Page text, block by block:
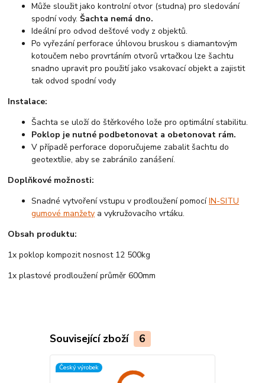
Může sloužit jako kontrolní otvor (studna) pro sledování
spodní vody.Šachta nemá dno.
Ideální pro odvod dešťové vody z objektů.
Po vyřezání perforace úhlovou bruskou s diamantovým
kotoučem nebo provrtáním otvorů vrtačkou lze šachtu
snadno upravit pro použití jako vsakovací objekt a zajistit
tak odvod spodní vody
Instalace:
Šachta se uloží do štěrkového lože pro optimální stabilitu.
Poklop je nutné podbetonovat a obetonovat rám.
V případě perforace doporučujeme zabalit šachtu do
geotextílie, aby se zabránilo zanášení.
Doplňkové možnosti:
Snadné vytvoření vstupu v prodloužení pomocíIN-SITU
gumové manžety a vykružovacího vrtáku.
Obsah produktu:
1x poklop kompozit nosnost 12 500kg
1x plastové prodloužení průměr 600mm
Související zboží 6
Český výrobek